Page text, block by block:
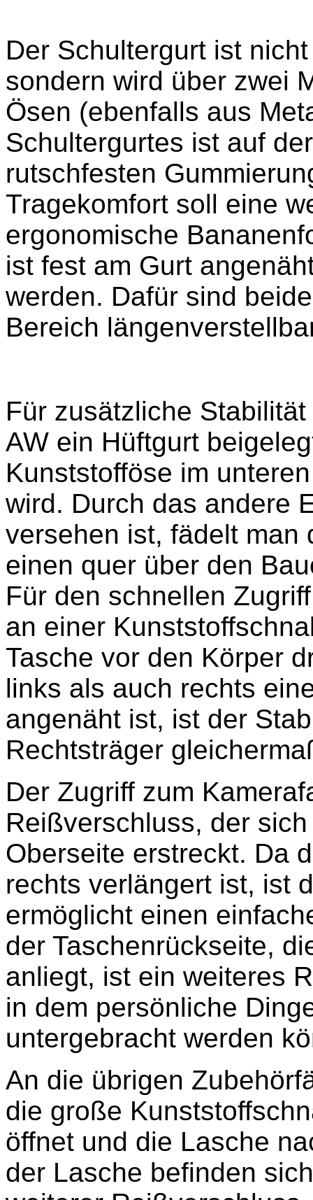
Der Schultergurt ist
sondern wird über zwei
Ösen (ebenfalls aus
Schultergurtes ist auf
rutschfesten
Tragekomfort soll eine
ergonomische
ist fest am Gurt
werden. Dafür sind
Bereich
Für zusätzliche
AW ein Hüftgurt
Kunststofföse im
wird. Durch das andere
versehen ist, fädelt man
einen quer über den
Für den schnellen
an einer
Tasche vor den Körper
links als auch rechts
angenäht ist, ist der
Rechtsträger
Der Zugriff zum
Reißverschluss, der
Oberseite erstreckt. Da
rechts verlängert ist, ist
ermöglicht einen
der Taschenrückseite,
anliegt, ist ein weiteres
in dem persönliche
untergebracht werden
An die übrigen
die große
öffnet und die Lasche
der Lasche befinden